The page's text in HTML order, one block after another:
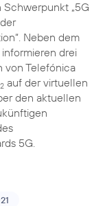
„5G
Neben dem
drei
von Telefónica
2auf der virtuellen
den aktuellen
5G.